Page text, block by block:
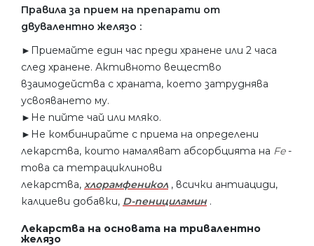
Правила за прием на препарати от
двувалентно желязо :
►Приемайте един час преди хранене или 2 часа
след хранене. Активното вещество
взаимодейства с храната, което затруднява
усвояването му.
►Не пийте чай или мляко.
►Не комбинирайте с приема на определени
лекарства, които намаляват абсорбцията на Fe-
това са тетрациклинови
лекарства, хлорамфеникол, всички антиациди,
калциеви добавки, D-пенициламин .
Лекарства на основата на тривалентно
желязо